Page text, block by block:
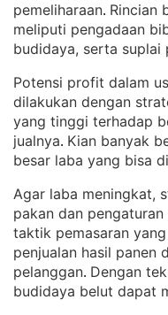
pemeliharaan. Rincian
meliputi pengadaan
budidaya, serta suplai
Potensi profit dalam
dilakukan dengan
yang tinggi terhadap
jualnya. Kian banyak
besar laba yang bisa
Agar laba meningkat,
pakan dan
taktik pemasaran
penjualan hasil panen
pelanggan. Dengan
budidaya belut dapat